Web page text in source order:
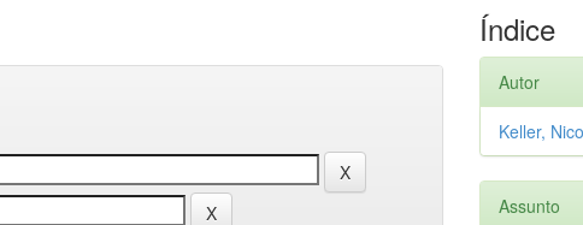
Índice
Autor
Keller,
Assunto